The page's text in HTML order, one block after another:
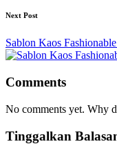
Next Post
Sablon Kaos
Comments
No comments yet. Why
Tinggalkan